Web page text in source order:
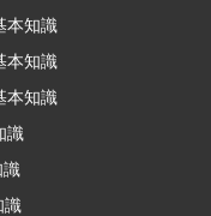
本知識
本知識
本知識
識
識
識